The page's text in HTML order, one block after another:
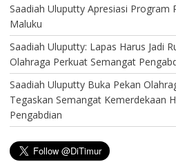
Saadiah Uluputty Apresiasi Program
Maluku
Saadiah Uluputty: Lapas Harus Jadi
Olahraga Perkuat Semangat
Saadiah Uluputty Buka Pekan
Tegaskan Semangat Kemerdekaan
Pengabdian